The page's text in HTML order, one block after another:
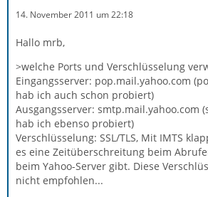
14. November 2011 um 22:18
Hallo mrb,
>welche Ports und Verschlüsselung
Eingangsserver: pop.mail.yahoo.com
hab ich auch schon probiert)
Ausgangsserver: smtp.mail.yahoo.com
hab ich ebenso probiert)
Verschlüsselung: SSL/TLS, Mit IMTS
es eine Zeitüberschreitung beim
beim Yahoo-Server gibt. Diese
nicht empfohlen...